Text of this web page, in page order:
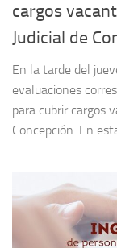
cargos
Judicial de
En la tarde del
evaluaciones
para cubrir cargos
Concepción. En